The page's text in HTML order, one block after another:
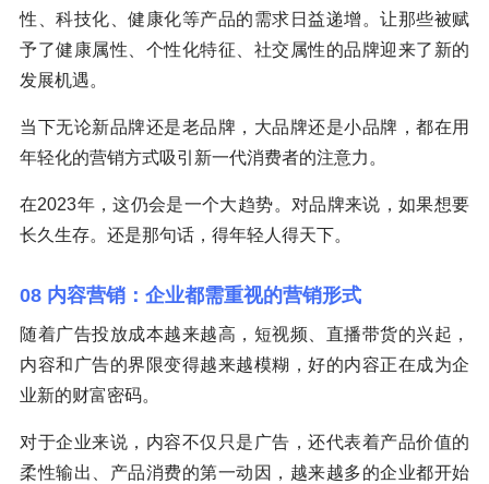
性、科技化、健康化等产品的需求日益递增。让那些被赋
予了健康属性、个性化特征、社交属性的品牌迎来了新的
发展机遇。
当下无论新品牌还是老品牌，大品牌还是小品牌，都在用
年轻化的营销方式吸引新一代消费者的注意力。
在2023年，这仍会是一个大趋势。对品牌来说，如果想要
长久生存。还是那句话，得年轻人得天下。
08 内容营销：企业都需重视的营销形式
随着广告投放成本越来越高，短视频、直播带货的兴起，
内容和广告的界限变得越来越模糊，好的内容正在成为企
业新的财富密码。
对于企业来说，内容不仅只是广告，还代表着产品价值的
柔性输出、产品消费的第一动因，越来越多的企业都开始